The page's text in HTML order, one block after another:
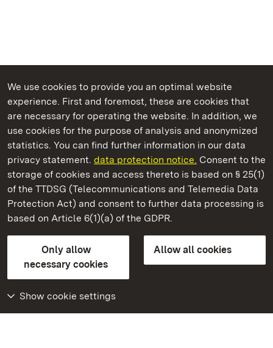
We use cookies to provide you an optimal website
experience. First and foremost, these are cookies that
are necessary for operating the website. In addition, we
use cookies for the purpose of analysis and anonymized
statistics. You can find further information in our data
privacy statement. data protection notice. Consent to the
storage of cookies and access thereto is based on § 25(1)
of the TTDSG (Telecommunications and Telemedia Data
Protection Act) and consent to further data processing is
based on Article 6(1)(a) of the GDPR.
Only allow
necessary cookies
Allow all cookies
Show cookie settings
State Palaces and Gardens of Baden-Wuerttemberg
Urach Residential Palace
State Palaces and Gardens of Baden-Wuerttemberg
FAQMasthead Data protection
Declaration on barrier-free access
BITV-konform (geprüfte Seiten)